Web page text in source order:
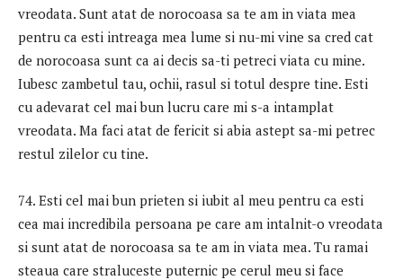
vreodata. Sunt atat de norocoasa sa te am in viata mea
pentru ca esti intreaga mea lume si nu-mi vine sa cred cat
de norocoasa sunt ca ai decis sa-ti petreci viata cu mine.
Iubesc zambetul tau, ochii, rasul si totul despre tine. Esti
cu adevarat cel mai bun lucru care mi s-a intamplat
vreodata. Ma faci atat de fericit si abia astept sa-mi petrec
restul zilelor cu tine.
74. Esti cel mai bun prieten si iubit al meu pentru ca esti
cea mai incredibila persoana pe care am intalnit-o vreodata
si sunt atat de norocoasa sa te am in viata mea. Tu ramai
steaua care straluceste puternic pe cerul meu si face